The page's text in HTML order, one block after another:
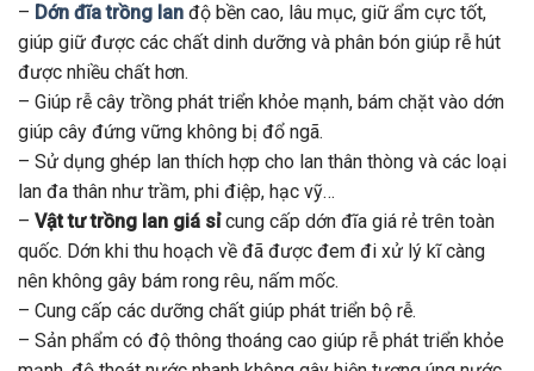
– Dớn đĩa trồng lan độ bền cao, lâu mục, giữ ẩm cực tốt,
giúp giữ được các chất dinh dưỡng và phân bón giúp rễ hút
được nhiều chất hơn.
– Giúp rễ cây trồng phát triển khỏe mạnh, bám chặt vào dớn
giúp cây đứng vững không bị đổ ngã.
– Sử dụng ghép lan thích hợp cho lan thân thòng và các loại
lan đa thân như trầm, phi điệp, hạc vỹ…
– Vật tư trồng lan giá sỉcung cấp dớn đĩa giá rẻ trên toàn
quốc. Dớn khi thu hoạch về đã được đem đi xử lý kĩ càng
nên không gây bám rong rêu, nấm mốc.
– Cung cấp các dưỡng chất giúp phát triển bộ rễ.
– Sản phẩm có độ thông thoáng cao giúp rễ phát triển khỏe